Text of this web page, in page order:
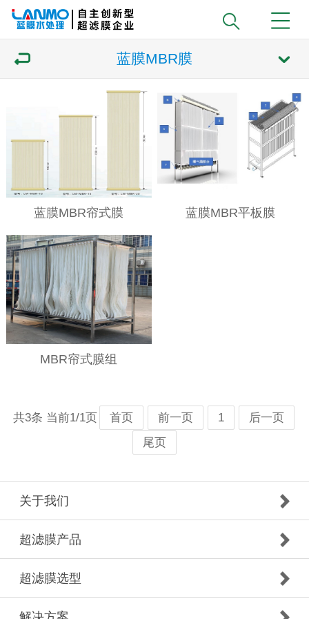
蓝膜MBR膜
蓝膜MBR帘式膜 蓝膜MBR平板膜
MBR帘式膜组
共3条 当前1/1页 首页 前一页 1
后一页
尾页
关于我们
超滤膜产品
超滤膜选型